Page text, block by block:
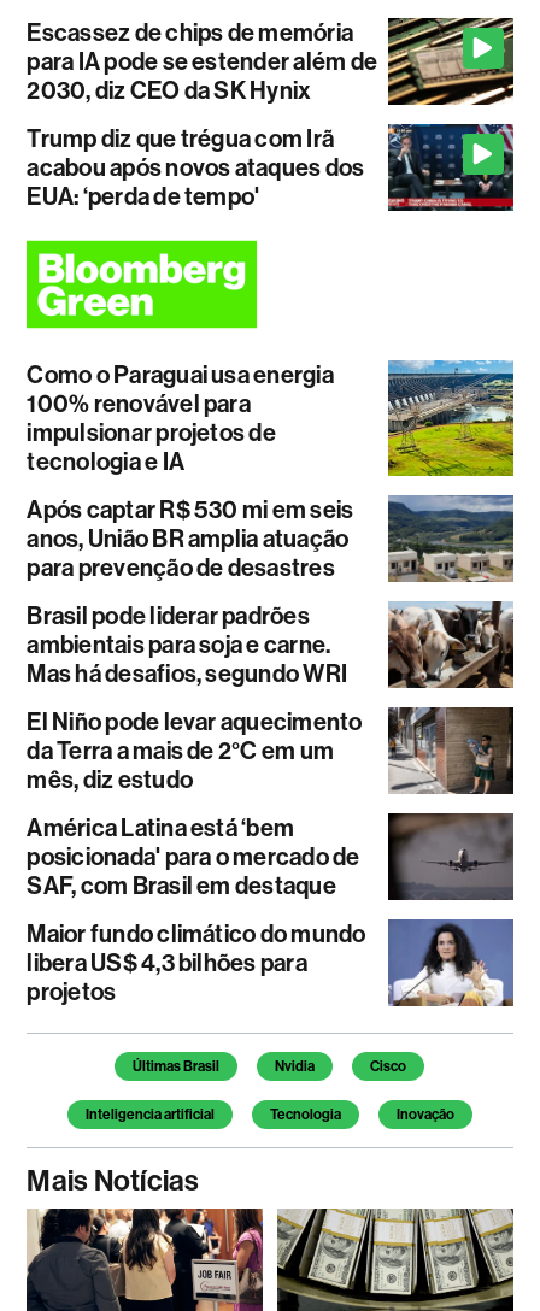
Escassez de chips de memória
para IA pode se estender além de
2030, diz CEO da SK Hynix
Trump diz que trégua com Irã
acabou após novos ataques dos
EUA: ‘perda de tempo'
Como o Paraguai usa energia
100% renovável para
impulsionar projetos de
tecnologia e IA
Após captar R$ 530 mi em seis
anos, União BR amplia atuação
para prevenção de desastres
Brasil pode liderar padrões
ambientais para soja e carne.
Mas há desafios, segundo WRI
El Niño pode levar aquecimento
da Terra a mais de 2°C em um
mês, diz estudo
América Latina está ‘bem
posicionada' para o mercado de
SAF, com Brasil em destaque
Maior fundo climático do mundo
libera US$ 4,3 bilhões para
projetos
Temas deste artigo
Últimas Brasil Nvidia Cisco
Inteligencia artificial Tecnologia Inovação
Mais Notícias